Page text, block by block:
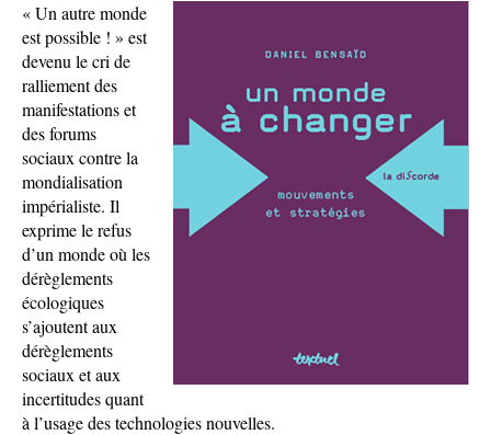
« Un autre monde
est possible ! » est
devenu le cri de
ralliement des
manifestations et
des forums
sociaux contre la
mondialisation
impérialiste. Il
exprime le refus
d’un monde où les
dérèglements
écologiques
s’ajoutent aux
dérèglements
sociaux et aux
incertitudes quant
à l’usage des technologies nouvelles.